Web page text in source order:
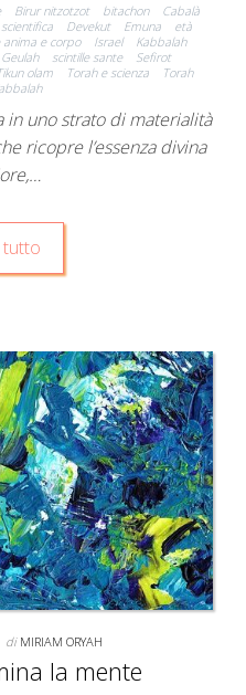
Birur nitzotzot bitachon
Cabalà
Devekut Emuna
età
anima e corpo Israel
Kabbalah
scintille sante
Sefirot
olam Torah e scienza
Torah
in uno strato di materialità
ricopre l’essenza divina
tutto
di MIRIAM ORYAH
la mente